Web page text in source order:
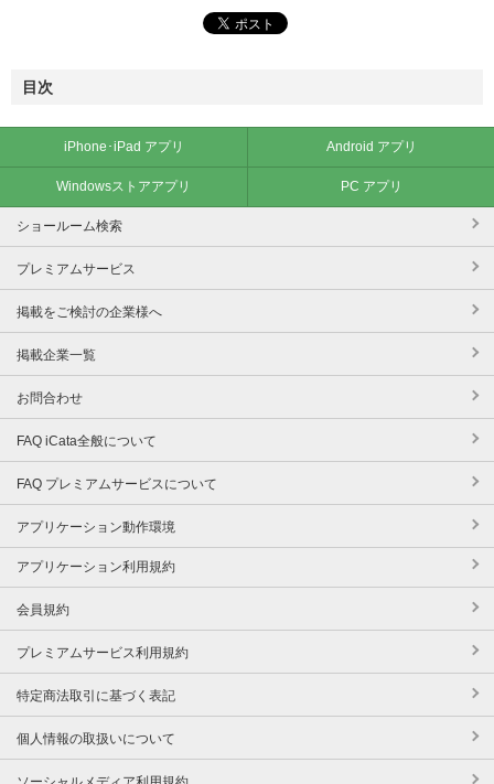
目次
iPhone･iPad アプリ Android アプリ
Windowsストアアプリ PC アプリ
ショールーム検索
プレミアムサービス
掲載をご検討の企業様へ
掲載企業一覧
お問合わせ
FAQ iCata全般について
FAQ プレミアムサービスについて
アプリケーション動作環境
アプリケーション利用規約
会員規約
プレミアムサービス利用規約
特定商法取引に基づく表記
個人情報の取扱いについて